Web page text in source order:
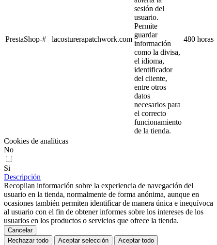
PrestaShop-# lacosturerapatchwork.com
sesión del
usuario.
Permite
guardar
información
como la divisa,
el idioma,
identificador
del cliente,
entre otros
datos
necesarios para
el correcto
funcionamiento
de la tienda.
480 horas
Cookies de analíticas
No
Si
Descripción
Recopilan información sobre la experiencia de navegación del
usuario en la tienda, normalmente de forma anónima, aunque en
ocasiones también permiten identificar de manera única e inequívoca
al usuario con el fin de obtener informes sobre los intereses de los
usuarios en los productos o servicios que ofrece la tienda.
Cancelar
Rechazar todo
Aceptar selección Aceptar todo